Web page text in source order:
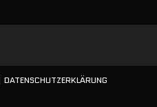
DATENSCHUTZERKLÄRUNG